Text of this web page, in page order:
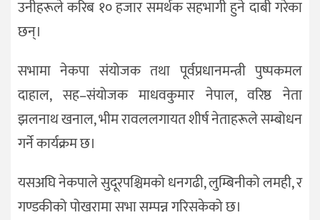
उनीहरूले करिब १० हजार समर्थक सहभागी हुने दाबी गरेका
छन्।
सभामा नेकपा संयोजक तथा पूर्वप्रधानमन्त्री पुष्पकमल
दाहाल, सह–संयोजक माधवकुमार नेपाल, वरिष्ठ नेता
झलनाथ खनाल, भीम रावललगायत शीर्ष नेताहरूले सम्बोधन
गर्ने कार्यक्रम छ।
यसअघि नेकपाले सुदूरपश्चिमको धनगढी, लुम्बिनीको लमही, र
गण्डकीको पोखरामा सभा सम्पन्न गरिसकेको छ।